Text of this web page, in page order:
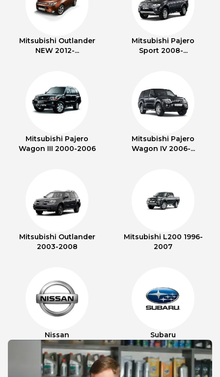
Mitsubishi Outlander
NEW 2012-...
Mitsubishi Pajero
Sport 2008-...
Mitsubishi Pajero
Wagon III 2000-2006
Mitsubishi Pajero
Wagon IV 2006-...
Mitsubishi Outlander
2003-2008
Mitsubishi L200 1996-
2007
Nissan Subaru